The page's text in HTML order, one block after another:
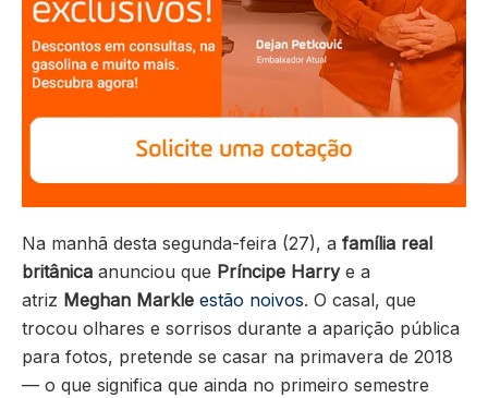
Na manhã desta segunda-feira (27), a família real
britânica anunciou que Príncipe Harrye a
atriz Meghan Markle estão noivos. O casal, que
trocou olhares e sorrisos durante a aparição pública
para fotos, pretende se casar na primavera de 2018
— o que significa que ainda no primeiro semestre